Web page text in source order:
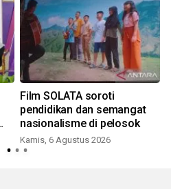
Film SOLATA soroti
pendidikan dan semangat
nasionalisme di pelosok
Kamis, 6 Agustus 2026